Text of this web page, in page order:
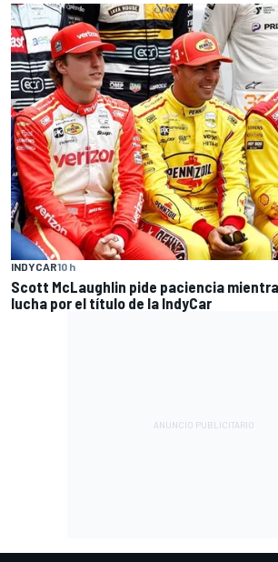
INDYCAR10 h
Scott McLaughlin pide paciencia
lucha por el título de la IndyCar